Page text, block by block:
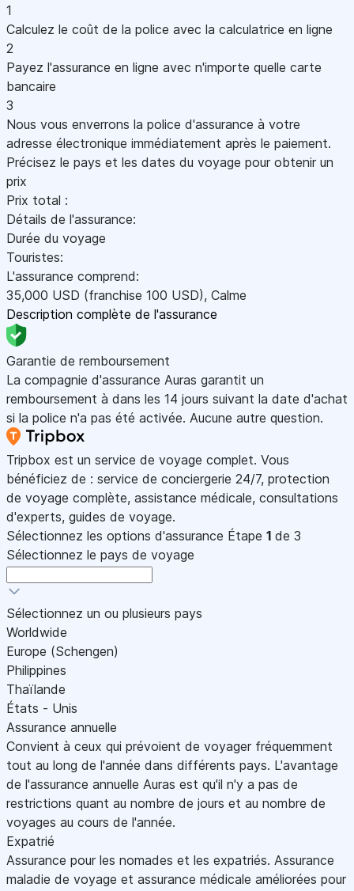
1
Calculez le coût de la police avec la calculatrice en ligne
2
Payez l'assurance en ligne avec n'importe quelle carte
bancaire
3
Nous vous enverrons la police d'assurance à votre
adresse électronique immédiatement après le paiement.
Précisez le pays et les dates du voyage pour obtenir un
prix
Prix total :
Détails de l'assurance:
Durée du voyage
Touristes:
L'assurance comprend:
35,000 USD (franchise 100 USD), Calme
Description complète de l'assurance
Garantie de remboursement
La compagnie d'assurance Auras garantit un
remboursement à dans les 14 jours suivant la date d'achat
si la police n'a pas été activée. Aucune autre question.
Tripbox est un service de voyage complet. Vous
bénéficiez de : service de conciergerie 24/7, protection
de voyage complète, assistance médicale, consultations
d'experts, guides de voyage.
Sélectionnez les options d'assurance Étape 1 de 3
Sélectionnez le pays de voyage
Sélectionnez un ou plusieurs pays
Worldwide
Europe (Schengen)
Philippines
Thaïlande
États - Unis
Assurance annuelle
Convient à ceux qui prévoient de voyager fréquemment
tout au long de l'année dans différents pays. L'avantage
de l'assurance annuelle Auras est qu'il n'y a pas de
restrictions quant au nombre de jours et au nombre de
voyages au cours de l'année.
Expatrié
Assurance pour les nomades et les expatriés. Assurance
maladie de voyage et assurance médicale améliorées pour